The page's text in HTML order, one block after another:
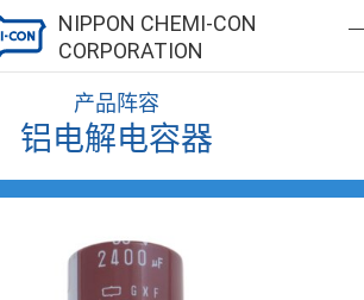
NIPPON CHEMI-CON
CORPORATION
产品阵容
铝电解电容器